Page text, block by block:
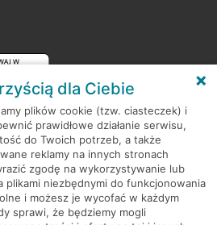
dla Ciebie
plików cookie (tzw. ciasteczek) i
prawidłowe działanie serwisu,
do Twoich potrzeb, a także
reklamy na innych stronach
zgodę na wykorzystywanie lub
plikami niezbędnymi do funkcjonowania
i możesz je wycofać w każdym
sprawi, że będziemy mogli